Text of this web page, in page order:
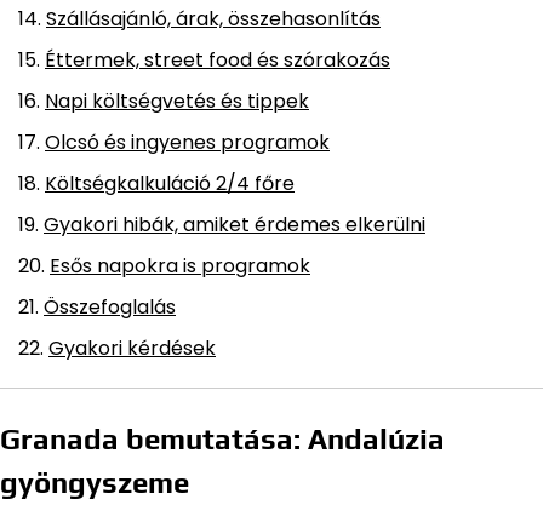
Szállásajánló, árak, összehasonlítás
Éttermek, street food és szórakozás
Napi költségvetés és tippek
Olcsó és ingyenes programok
Költségkalkuláció 2/4 főre
Gyakori hibák, amiket érdemes elkerülni
Esős napokra is programok
Összefoglalás
Gyakori kérdések
Granada bemutatása: Andalúzia
gyöngyszeme